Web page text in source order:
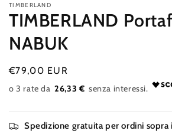
TIMBERLAND
TIMBERLAND
NABUK
Prezzo
di
€79,00 EUR
26,33 €
Spedizione gratuita per ordini sopra